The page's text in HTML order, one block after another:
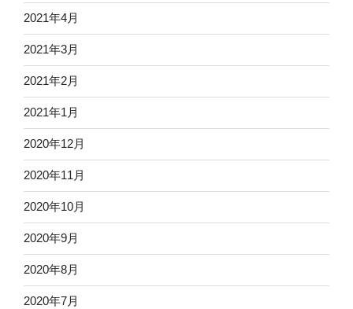
2021年4月
2021年3月
2021年2月
2021年1月
2020年12月
2020年11月
2020年10月
2020年9月
2020年8月
2020年7月